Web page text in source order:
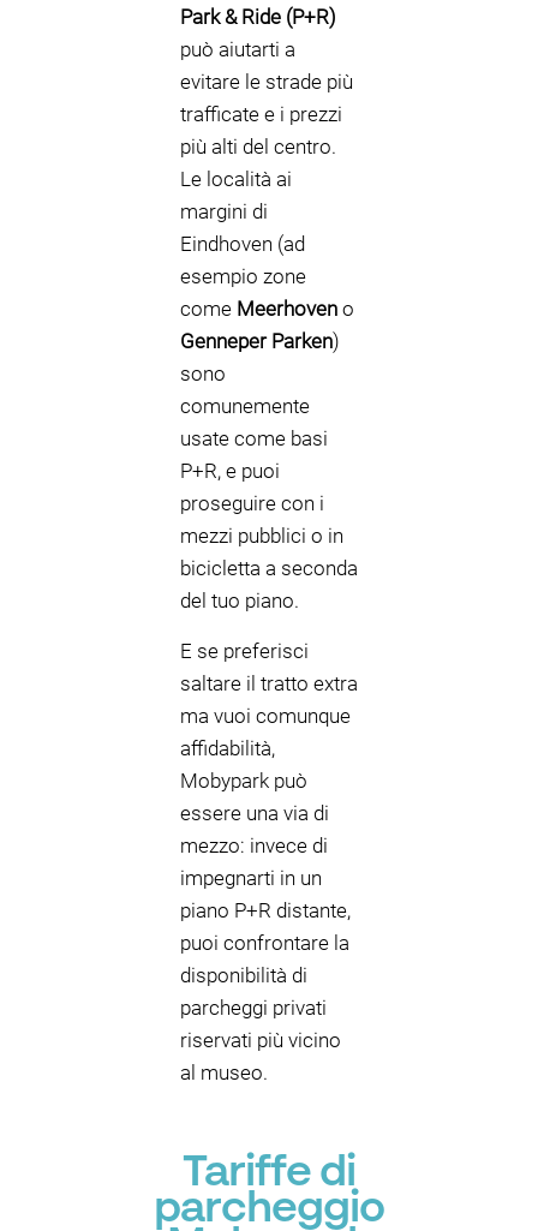
Park & Ride (P+R)
può aiutarti a
evitare le strade più
trafficate e i prezzi
più alti del centro.
Le località ai
margini di
Eindhoven (ad
esempio zone
come Meerhoven o
Genneper Parken)
sono
comunemente
usate come basi
P+R, e puoi
proseguire con i
mezzi pubblici o in
bicicletta a seconda
del tuo piano.
E se preferisci
saltare il tratto extra
ma vuoi comunque
affidabilità,
Mobypark può
essere una via di
mezzo: invece di
impegnarti in un
piano P+R distante,
puoi confrontare la
disponibilità di
parcheggi privati
riservati più vicino
al museo.
Tariffe di
parcheggio